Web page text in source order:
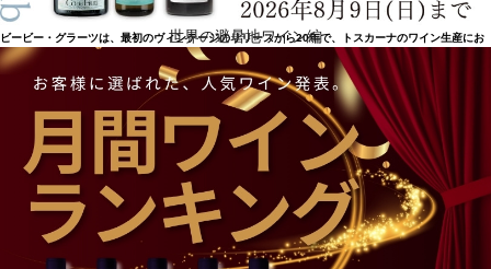
ビービー・グラーツは、最初のヴィンテージのリリースから20年で、トスカーナのワイン生産にお
いて最も輝かしい人物の一人となったのです。これは主に彼の純粋なサンジョヴェーゼ・テスタマ
ッタの素晴らしい品質のおかげです。グラーツは、最高の赤ワインに深みと魂を与える古木の葡萄
を使用しています。赤品種はフィレンツェの丘陵地で栽培され、モンテフィーリやラモーレなど、
キャンティ・クラシコ地区の一等地から調達しています。白品種はジッリオ島から調達していま
す。トスカーナは赤ワインだけでなく、素晴らしい白ワインも造れることを証明しているのです。
赤ワインは香り高くて魅惑的で、ブラックベリー、チェリー、ドライフラワー、香水の香りが漂
い、フルボディで引き締まった、非常に繊細なタンニンを持ち、実味と骨格が見事に調和していま
世界の避暑地ワイン編